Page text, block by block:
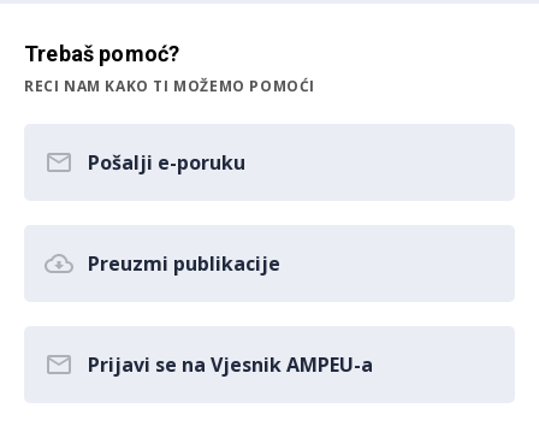
Trebaš pomoć?
RECI NAM KAKO TI MOŽEMO POMOĆI
Pošalji e-poruku
Preuzmi publikacije
Prijavi se na Vjesnik AMPEU-a